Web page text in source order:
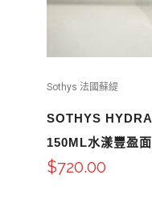
Sothys 法國蘇緹
SOTHYS
150ML水漾豐盈
$720.00